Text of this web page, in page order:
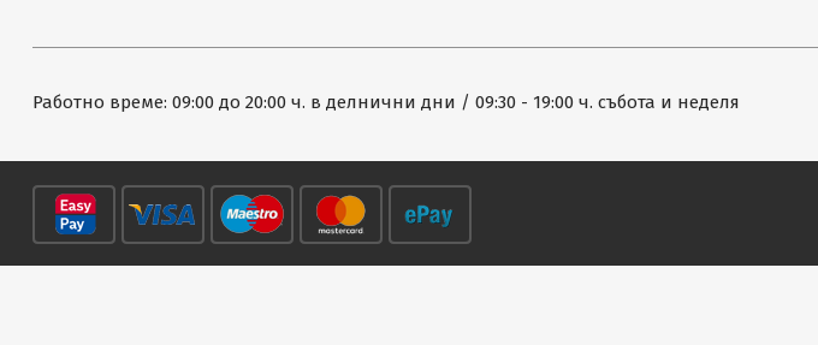
Работно време: 09:00 до 20:00 ч. в делнични дни / 09:30 - 19:00 ч. събота и неделя